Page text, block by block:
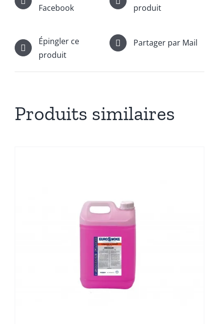
Facebook
produit
Épingler ce
produit
Partager par Mail
Produits similaires